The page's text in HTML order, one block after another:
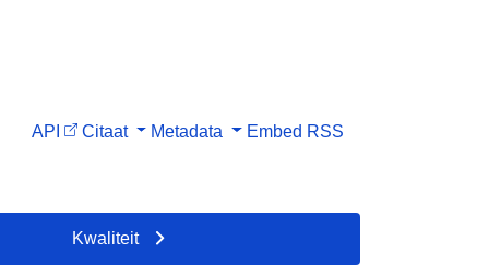
API Citaat Metadata Embed RSS
Kwaliteit